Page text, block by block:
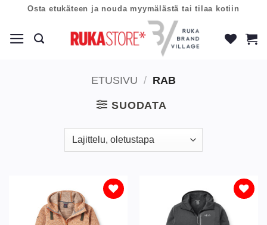
content
Osta etukäteen ja nouda myymälästä tai tilaa kotiin
ETUSIVU / RAB
SUODATA
Lisää
toivelistaan
Lisää
toivelistaan